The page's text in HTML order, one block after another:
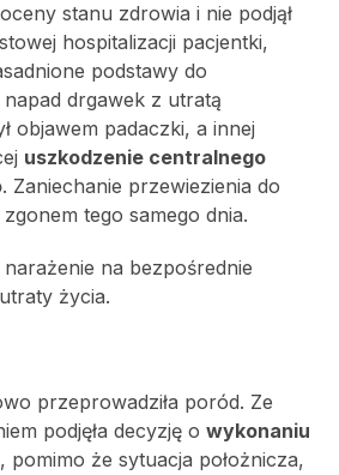
stanu zdrowia i nie podjął
hospitalizacji pacjentki,
podstawy do
drgawek z utratą
objawem padaczki, a innej
uszkodzenie centralnego
. Zaniechanie przewiezienia do
tego samego dnia.
na bezpośrednie
życia.
przeprowadziła poród. Ze
podjęła decyzję o wykonaniu
, pomimo że sytuacja położnicza,